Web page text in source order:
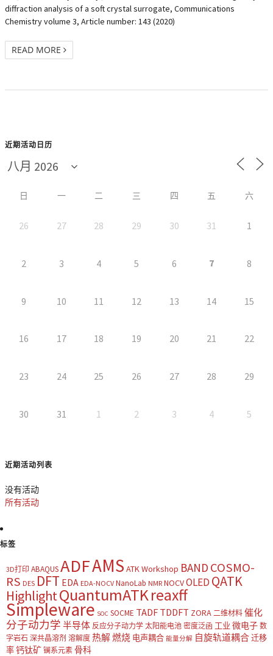
diffraction analysis of a soft crystal surrogate, Communications
Chemistry volume 3, Article number: 143 (2020)
READ MORE
近期活动日历
日 一 二 三 四 五 六
26 27 28 29 30 31 1
2 3 4 5 6 7 8
9 10 11 12 13 14 15
16 17 18 19 20 21 22
23 24 25 26 27 28 29
30 31 1 2 3 4 5
近期活动列表
没有活动
所有活动
标签
3D打印 ABAQUSADFAMS ATK Workshop BAND COSMO-
RS DES DFT EDA EDA-NOCV NanoLab NMR NOCVOLED QATK
HighlightQuantumATKreaxff
Simpleware SOC SOCME TADF TDDFT ZORA 二维材料 催化
分子动力学 半导体 反应分子动力学 太阳能电池 密度泛函 工业 微电子 数
字岩石 深共晶溶剂 溶解度 热解燃烧 电声耦合 能量分解 自旋轨道耦合迁移
率钙钛矿 镧系元素 骨科